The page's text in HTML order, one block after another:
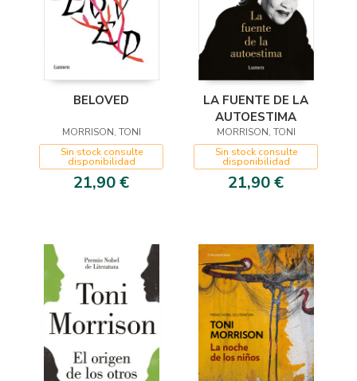
BELOVED
MORRISON, TONI
Sin stock consulte
disponibilidad
21,90 €
LA FUENTE DE LA
AUTOESTIMA
MORRISON, TONI
Sin stock consulte
disponibilidad
21,90 €